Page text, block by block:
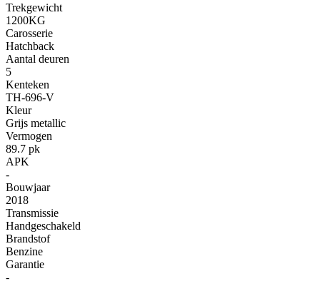
Trekgewicht
1200KG
Carosserie
Hatchback
Aantal deuren
5
Kenteken
TH-696-V
Kleur
Grijs metallic
Vermogen
89.7 pk
APK
-
Bouwjaar
2018
Transmissie
Handgeschakeld
Brandstof
Benzine
Garantie
-